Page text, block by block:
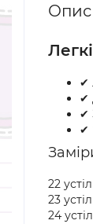
Опис
✔
✔
✔
✔
22
23
24